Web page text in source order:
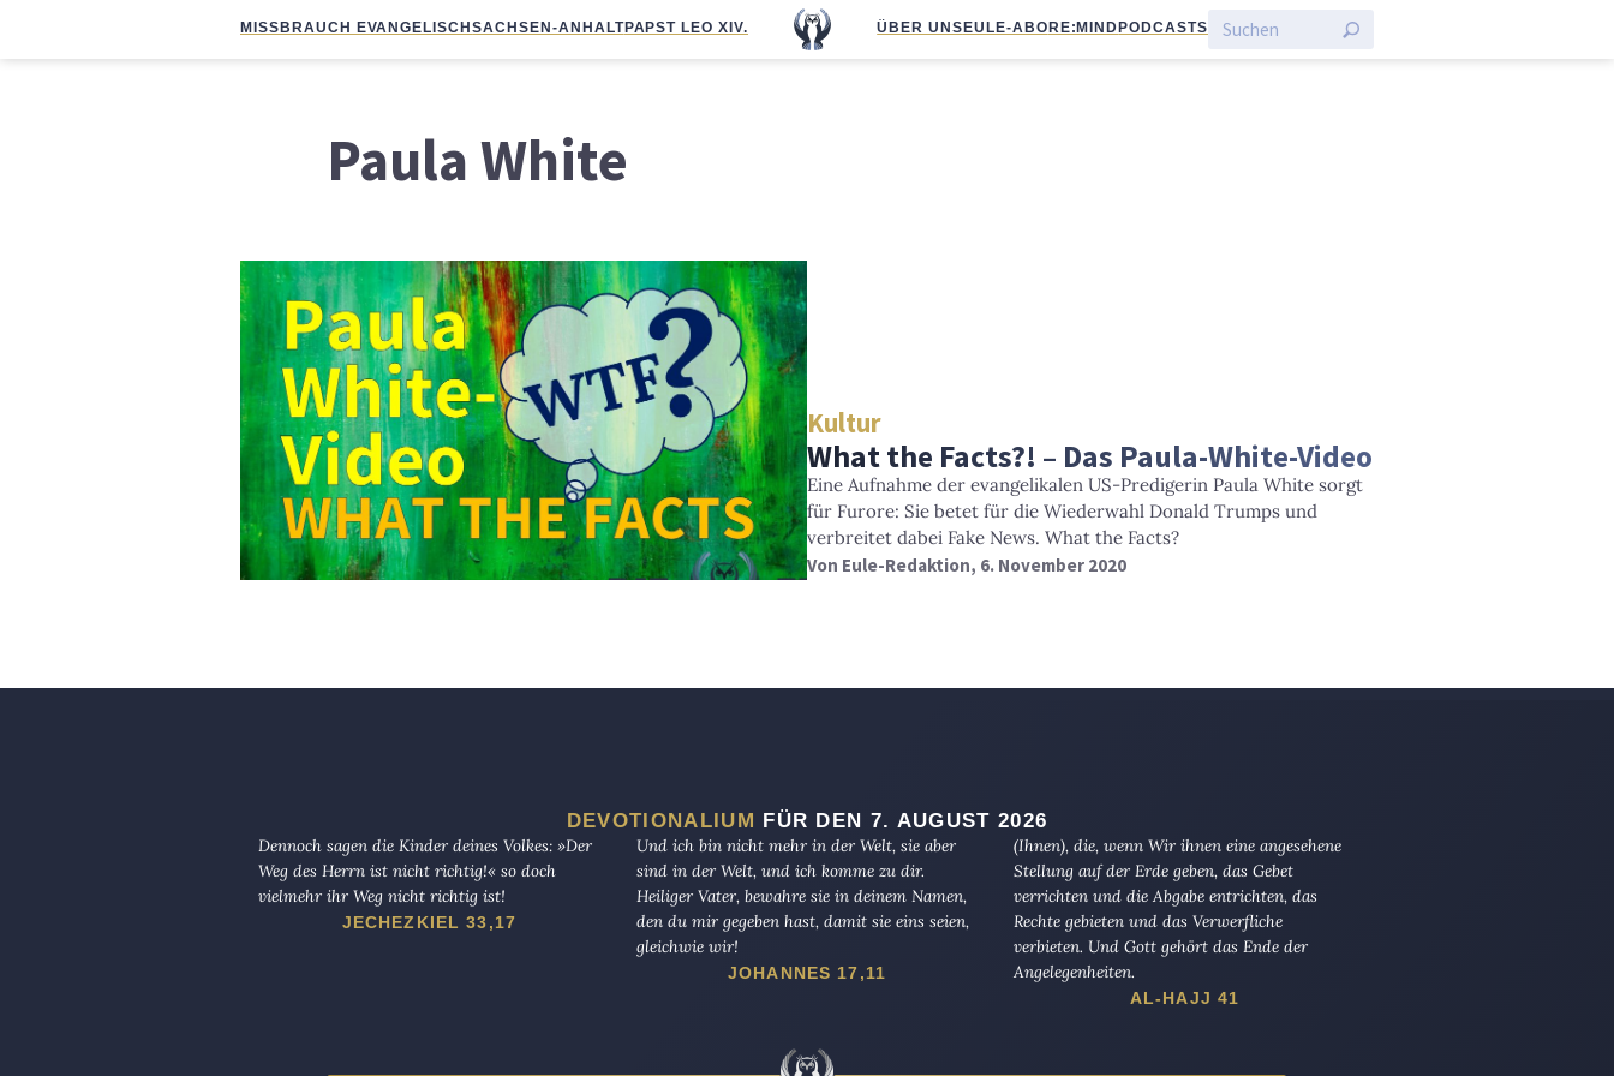
MISSBRAUCH EVANGELISCHSACHSEN-ANHALTPAPST LEO XIV. ÜBER UNS EULE-ABO RE:MIND PODCASTS
Paula White
Kultur
What the Facts?! – Das Paula-White-Video
Eine Aufnahme der evangelikalen US-Predigerin Paula White sorgt
für Furore: Sie betet für die Wiederwahl Donald Trumps und
verbreitet dabei Fake News. What the Facts?
Von Eule-Redaktion, 6. November 2020
DEVOTIONALIUM FÜR DEN 7. AUGUST 2026
Dennoch sagen die Kinder deines Volkes: »Der
Weg des Herrn ist nicht richtig!« so doch
vielmehr ihr Weg nicht richtig ist!
JECHEZKIEL 33,17
Und ich bin nicht mehr in der Welt, sie aber
sind in der Welt, und ich komme zu dir.
Heiliger Vater, bewahre sie in deinem Namen,
den du mir gegeben hast, damit sie eins seien,
gleichwie wir!
JOHANNES 17,11
(Ihnen), die, wenn Wir ihnen eine angesehene
Stellung auf der Erde geben, das Gebet
verrichten und die Abgabe entrichten, das
Rechte gebieten und das Verwerfliche
verbieten. Und Gott gehört das Ende der
Angelegenheiten.
AL-HAJJ 41